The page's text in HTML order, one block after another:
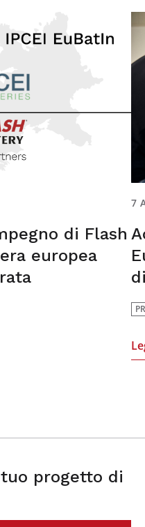
di Flash
europea
7
progetto di